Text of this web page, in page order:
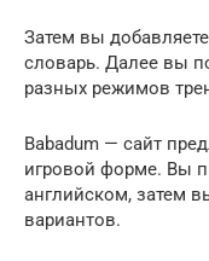
Затем вы
словарь. Далее вы
разных режимов
Babadum — сайт
игровой форме. Вы
английском, затем
вариантов.